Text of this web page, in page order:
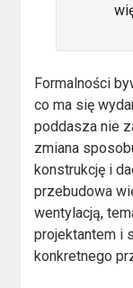
Formalności
co ma się
poddasza nie
zmiana
konstrukcję i
przebudowa
wentylacją,
projektantem i
konkretnego